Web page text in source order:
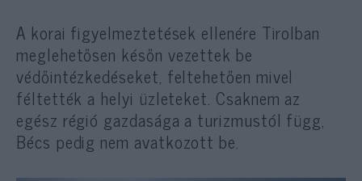
A korai figyelmeztetések ellenére Tirolban
meglehetősen későn vezettek be
védőintézkedéseket, feltehetően mivel
féltették a helyi üzleteket. Csaknem az
egész régió gazdasága a turizmustól függ,
Bécs pedig nem avatkozott be.